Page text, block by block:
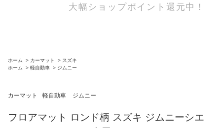
大幅ショップポイント還元中！
ホーム > カーマット > スズキ
ホーム
> 軽自動車 > ジムニー
カーマット 軽自動車 ジムニー
フロアマット ロンド柄 スズキ ジムニーシエ